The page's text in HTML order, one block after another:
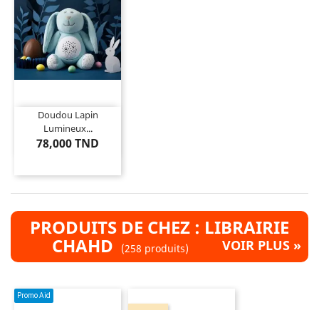
Doudou Lapin
Lumineux...
78,000 TND
PRODUITS DE CHEZ : LIBRAIRIE
CHAHD (258 produits) VOIR PLUS »
Promo Aid